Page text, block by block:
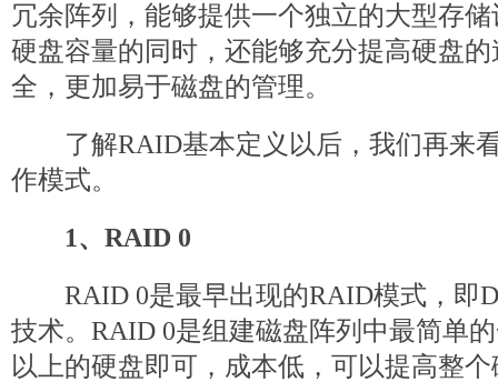
冗余阵列，能够提供一个独立的大型存
硬盘容量的同时，还能够充分提高硬盘
全，更加易于磁盘的管理。
了解RAID基本定义以后，我们再来
作模式。
1、RAID 0
RAID 0是最早出现的RAID模式，即
技术。RAID 0是组建磁盘阵列中最简单
以上的硬盘即可，成本低，可以提高整